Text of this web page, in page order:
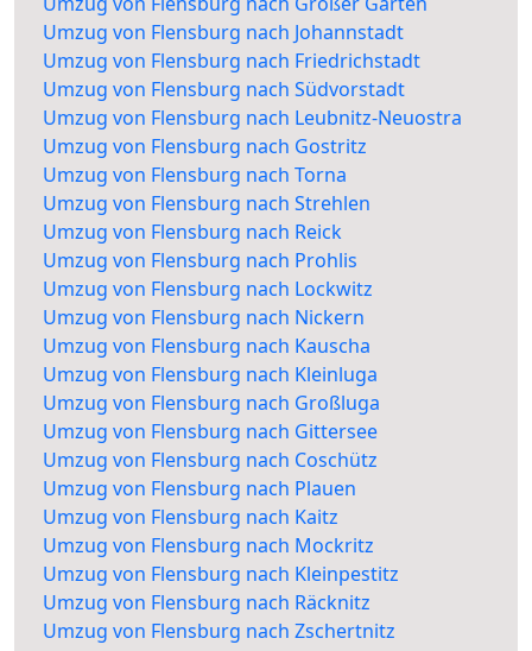
Umzug von Flensburg nach Johannstadt
Umzug von Flensburg nach Friedrichstadt
Umzug von Flensburg nach Südvorstadt
Umzug von Flensburg nach Leubnitz-Neuostra
Umzug von Flensburg nach Gostritz
Umzug von Flensburg nach Torna
Umzug von Flensburg nach Strehlen
Umzug von Flensburg nach Reick
Umzug von Flensburg nach Prohlis
Umzug von Flensburg nach Lockwitz
Umzug von Flensburg nach Nickern
Umzug von Flensburg nach Kauscha
Umzug von Flensburg nach Kleinluga
Umzug von Flensburg nach Großluga
Umzug von Flensburg nach Gittersee
Umzug von Flensburg nach Coschütz
Umzug von Flensburg nach Plauen
Umzug von Flensburg nach Kaitz
Umzug von Flensburg nach Mockritz
Umzug von Flensburg nach Kleinpestitz
Umzug von Flensburg nach Räcknitz
Umzug von Flensburg nach Zschertnitz